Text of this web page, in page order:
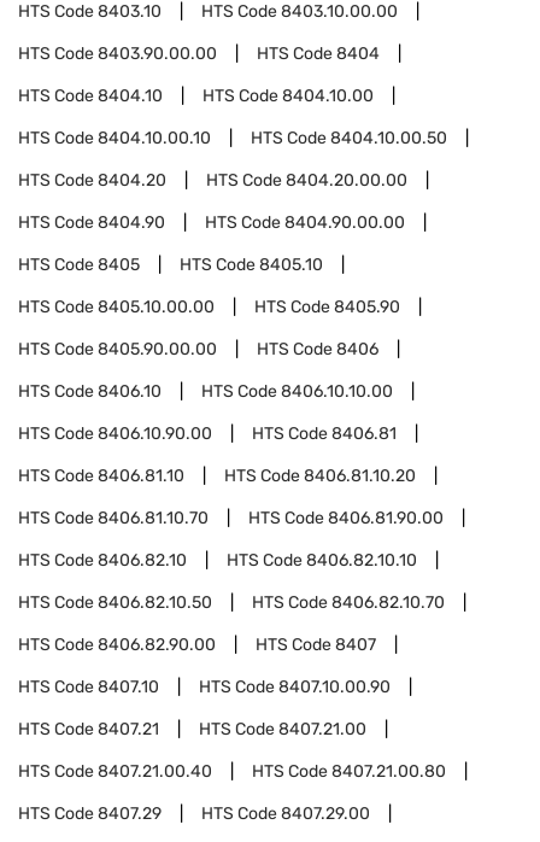
HTS Code8403.10 HTS Code8403.10.00.00
HTS Code8403.90.00.00 HTS Code8404
HTS Code8404.10 HTS Code8404.10.00
HTS Code8404.10.00.10 HTS Code8404.10.00.50
HTS Code8404.20 HTS Code8404.20.00.00
HTS Code8404.90 HTS Code8404.90.00.00
HTS Code8405 HTS Code8405.10
HTS Code8405.10.00.00 HTS Code8405.90
HTS Code8405.90.00.00 HTS Code8406
HTS Code8406.10 HTS Code8406.10.10.00
HTS Code8406.10.90.00 HTS Code8406.81
HTS Code8406.81.10 HTS Code8406.81.10.20
HTS Code8406.81.10.70 HTS Code8406.81.90.00
HTS Code8406.82.10 HTS Code8406.82.10.10
HTS Code8406.82.10.50 HTS Code8406.82.10.70
HTS Code8406.82.90.00 HTS Code8407
HTS Code8407.10 HTS Code8407.10.00.90
HTS Code8407.21 HTS Code8407.21.00
HTS Code8407.21.00.40 HTS Code8407.21.00.80
HTS Code8407.29 HTS Code8407.29.00